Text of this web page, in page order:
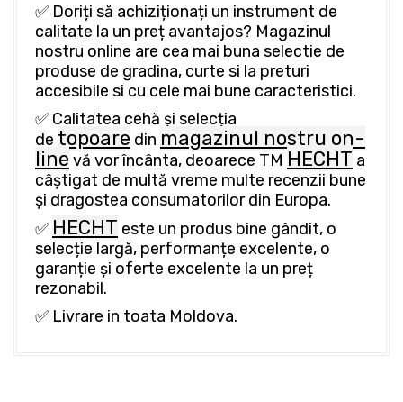
✅ Doriți să achiziționați un instrument de
calitate la un preț avantajos? Magazinul
nostru online are cea mai buna selectie de
produse de gradina, curte si la preturi
accesibile si cu cele mai bune caracteristici.
✅ Calitatea cehă și selecția
de topoare din magazinul nostru on-
line vă vor încânta, deoarece TM HECHT a
câștigat de multă vreme multe recenzii bune
și dragostea consumatorilor din Europa.
✅ HECHT este un produs bine gândit, o
selecție largă, performanțe excelente, o
garanție și oferte excelente la un preț
rezonabil.
✅ Livrare in toata Moldova.